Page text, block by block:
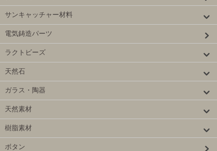
サンキャッチャー材料
電気鋳造パーツ
ラクトビーズ
天然石
ガラス・陶器
天然素材
樹脂素材
ボタン